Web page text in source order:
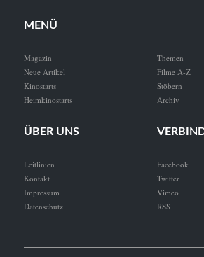
MENÜ
Magazin
Neue Artikel
Kinostarts
Heimkinostarts
Themen
Filme A-Z
Stöbern
Archiv
ÜBER UNS
Leitlinien
Kontakt
Impressum
Datenschutz
Facebook
Twitter
Vimeo
RSS